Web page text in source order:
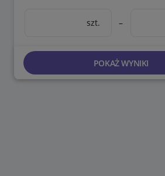
szt. –
POKAŻ WYNIKI